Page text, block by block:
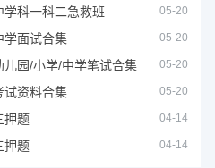
学科一科二急救班 05-20
学面试合集 05-20
园/小学/中学笔试合集 05-20
试资料合集 05-20
押题 04-14
押题 04-14